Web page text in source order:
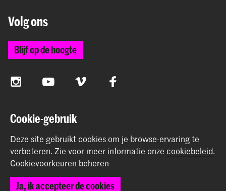
Volg ons
Blijf op de hoogte
InstagramYouTube Vimeo Facebook
De Koninklijke Academie van Beeldende Kunsten vormt
samen met het Koninklijk Conservatorium de Hogeschool
der Kunsten Den Haag
Cookie-gebruik
Deze site gebruikt cookies om je browse-ervaring te
verbeteren. Zie voor meer informatie onze cookiebeleid.
Cookievoorkeuren beheren
Ja, ik accepteer de cookies